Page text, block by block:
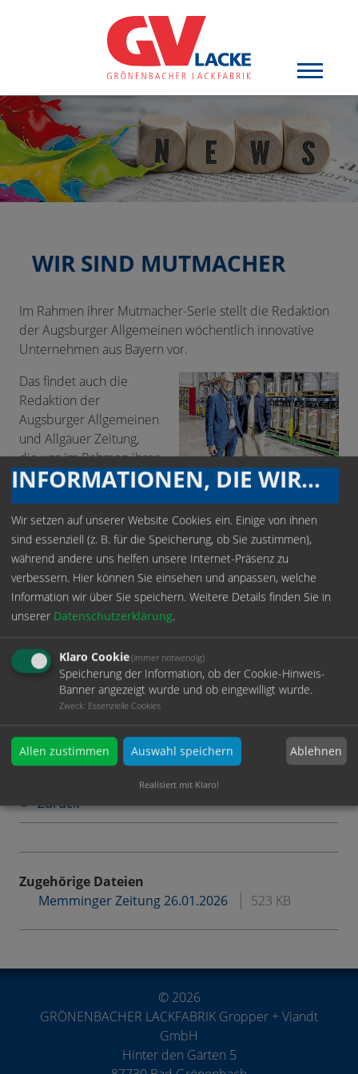
WIR SIND MUTMACHER
Im Rahmen ihrer Mutmacher-Serie stellt die Redaktion
der Augsburger Allgemeinen wöchentlich innovative
Unternehmen aus Bayern vor.
Das findet auch die
Redaktion der
Augsburger Allgemeinen
und Allgäuer Zeitung,
die uns im Rahmen ihrer
Serie „Bayerns
Firmenporträt im
überregionalen Wirtschaftsteil gewürdigt hat. Vielen
Dank dafür.
Im Rahmen ihrer Mutmacher-Serie stellt die Redaktion
der Augsburger Allgemeinen wöchentlich innovative
Teil dieser Mutmacher zu sein.
Unten geht’s zum Artikel des Wirtschaftsredakteurs Dr.
Michael Kerler mit dem Titel „An der Apple-Zentrale
und der Elbphilharmonie: Lacke dieses Allgäuer
Familienbetriebs sind weltweit gefragt“.
Wir wünschen viel Spaß beim Lesen.
Zurück
Zugehörige Dateien
Memminger Zeitung 26.01.2026
523 KB
© 2026
GRÖNENBACHER LACKFABRIK Gropper + Viandt
GmbH
Hinter den Gärten 5
INFORMATIONEN, DIE WIR SPEICHERN
Wir setzen auf unserer Website Cookies ein. Einige von ihnen
sind essenziell (z. B. für die Speicherung, ob Sie zustimmen),
während andere uns helfen unsere Internet-Präsenz zu
verbessern. Hier können Sie einsehen und anpassen, welche
Information wir über Sie speichern. Weitere Details finden Sie in
unserer Datenschutzerklärung.
Klaro Cookie(immer notwendig)
Speicherung der Information, ob der Cookie-Hinweis-
Banner angezeigt wurde und ob eingewilligt wurde.
Zweck: Essenzielle Cookies
Allen zustimmen Auswahl speichern Ablehnen
Realisiert mit Klaro!